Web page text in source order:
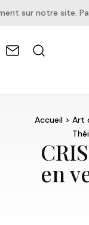
sur notre site.
Accueil> Art
en